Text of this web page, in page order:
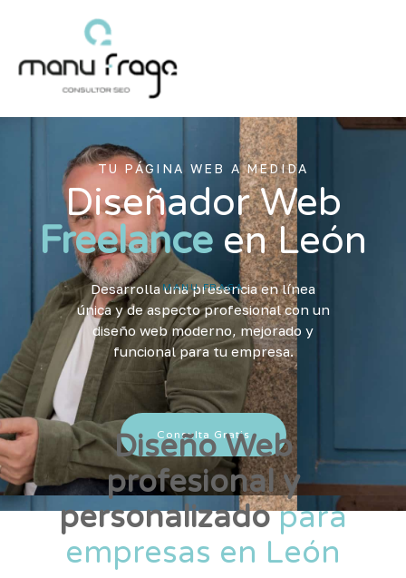
TU PÁGINA WEB A MEDIDA
Diseñador Web
Freelance en León
Desarrolla una presencia en línea
única y de aspecto profesional con un
diseño web moderno, mejorado y
funcional para tu empresa.
Consulta Gratis
MANU FRAGA
Diseño Web
profesional y
personalizadopara
empresas en León